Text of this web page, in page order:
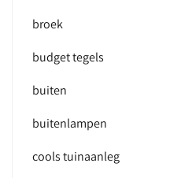
broek
budget tegels
buiten
buitenlampen
cools tuinaanleg